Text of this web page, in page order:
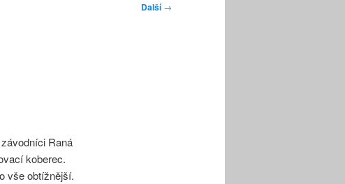
Další→
Raná
koberec.
vše obtížnější.